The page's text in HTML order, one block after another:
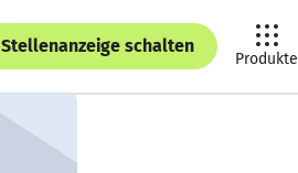
Stellenanzeige schalten
Produkte